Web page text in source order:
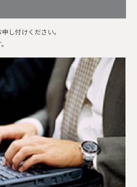
し付けください。